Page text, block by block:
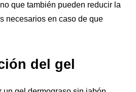
que también pueden reducir la
necesarios en caso de que
del gel